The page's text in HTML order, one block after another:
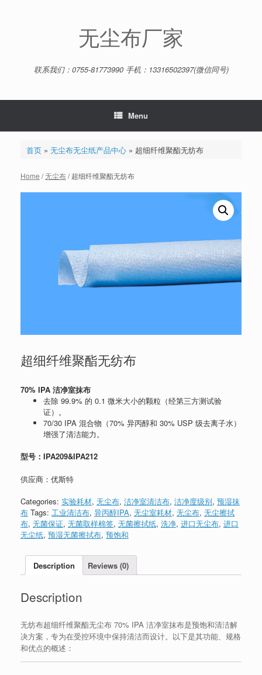
无尘布厂家
联系我们：0755-81773990 手机：13316502397(微信同号)
Menu
首页» 无尘布无尘纸产品中心» 超细纤维聚酯无纺布
Home /无尘布/ 超细纤维聚酯无纺布
超细纤维聚酯无纺布
70% IPA 洁净室抹布
去除 99.9% 的 0.1 微米大小的颗粒（经第三方测试验
证）。
70/30 IPA 混合物（70% 异丙醇和 30% USP 级去离子水）
增强了清洁能力。
型号：IPA209&IPA212
供应商：优斯特
Categories: 实验耗材, 无尘布, 洁净室清洁布, 洁净度级别, 预湿抹
布 Tags: 工业清洁布, 异丙醇IPA, 无尘室耗材, 无尘布, 无尘擦拭
布, 无菌保证, 无菌取样棉签, 无菌擦拭纸, 洗净, 进口无尘布, 进口
无尘纸, 预湿无菌擦拭布, 预饱和
Description Reviews (0)
Description
无纺布超细纤维聚酯无尘布 70% IPA 洁净室抹布是预饱和清洁解
决方案，专为在受控环境中保持清洁而设计。以下是其功能、规格
和优点的概述：